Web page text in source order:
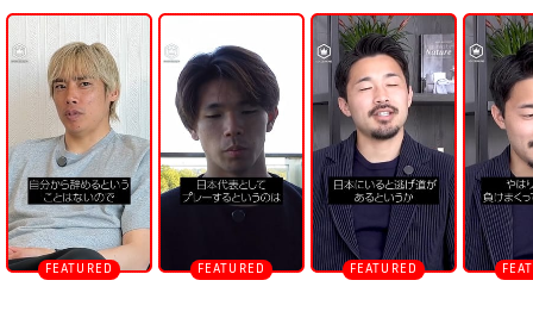
U
n
m
u
t
e